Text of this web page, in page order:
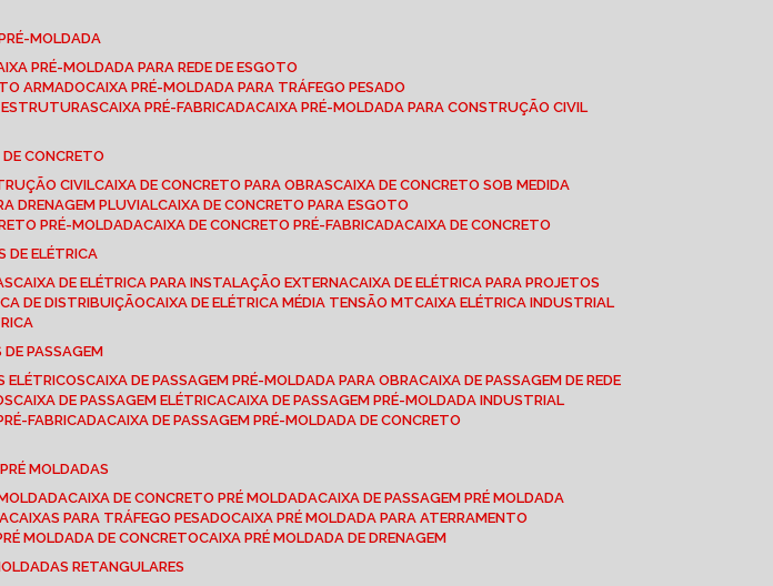
PRÉ-MOLDADA
PRÉ-MOLDADA PARA REDE DE ESGOTO
ARMADO
CAIXA PRÉ-MOLDADA PARA TRÁFEGO PESADO
ESTRUTURAS CAIXA PRÉ-FABRICADA CAIXA PRÉ-MOLDADA PARA CONSTRUÇÃO CIVIL
DE CONCRETO
CIVIL CAIXA DE CONCRETO PARA OBRAS CAIXA DE CONCRETO SOB MEDIDA
DRENAGEM PLUVIAL CAIXA DE CONCRETO PARA ESGOTO
PRÉ-MOLDADA CAIXA DE CONCRETO PRÉ-FABRICADA CAIXA DE CONCRETO
DE ELÉTRICA
CAIXA DE ELÉTRICA PARA INSTALAÇÃO EXTERNA CAIXA DE ELÉTRICA PARA PROJETOS
DE DISTRIBUIÇÃO CAIXA DE ELÉTRICA MÉDIA TENSÃO MT CAIXA ELÉTRICA INDUSTRIAL
DE PASSAGEM
ELÉTRICOS CAIXA DE PASSAGEM PRÉ-MOLDADA PARA OBRA CAIXA DE PASSAGEM DE REDE
CAIXA DE PASSAGEM ELÉTRICA CAIXA DE PASSAGEM PRÉ-MOLDADA INDUSTRIAL
FABRICADA CAIXA DE PASSAGEM PRÉ-MOLDADA DE CONCRETO
PRÉ MOLDADAS
CAIXA DE CONCRETO PRÉ MOLDADA CAIXA DE PASSAGEM PRÉ MOLDADA
CAIXAS PARA TRÁFEGO PESADO CAIXA PRÉ MOLDADA PARA ATERRAMENTO
MOLDADA DE CONCRETO CAIXA PRÉ MOLDADA DE DRENAGEM
RETANGULARES